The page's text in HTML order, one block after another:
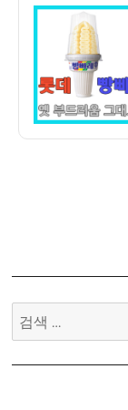
이
검
색: